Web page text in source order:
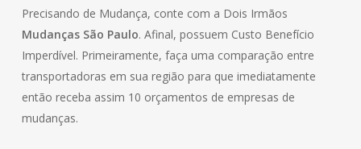
Precisando de Mudança, conte com a Dois Irmãos
Mudanças São Paulo. Afinal, possuem Custo Benefício
Imperdível. Primeiramente, faça uma comparação entre
transportadoras em sua região para que imediatamente
então receba assim 10 orçamentos de empresas de
mudanças.